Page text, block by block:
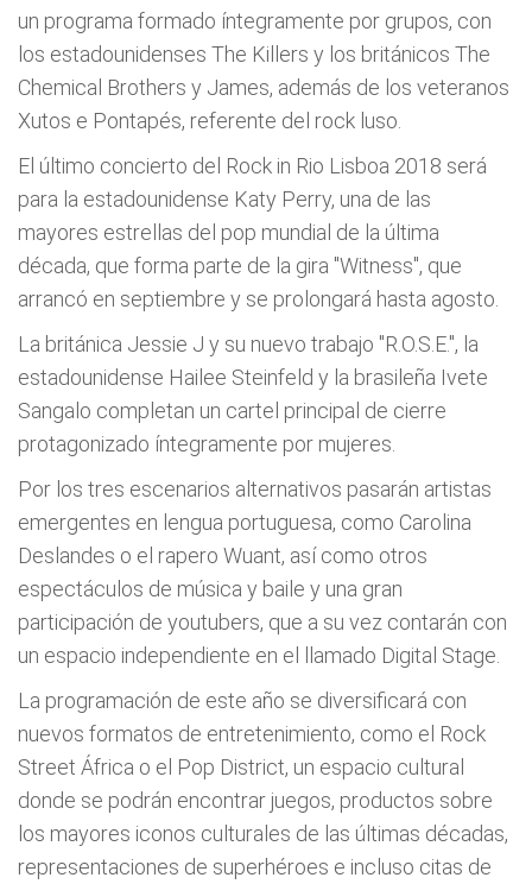
un programa formado íntegramente por grupos, con
los estadounidenses The Killers y los británicos The
Chemical Brothers y James, además de los veteranos
Xutos e Pontapés, referente del rock luso.
El último concierto del Rock in Rio Lisboa 2018 será
para la estadounidense Katy Perry, una de las
mayores estrellas del pop mundial de la última
década, que forma parte de la gira "Witness", que
arrancó en septiembre y se prolongará hasta agosto.
La británica Jessie J y su nuevo trabajo "R.O.S.E.", la
estadounidense Hailee Steinfeld y la brasileña Ivete
Sangalo completan un cartel principal de cierre
protagonizado íntegramente por mujeres.
Por los tres escenarios alternativos pasarán artistas
emergentes en lengua portuguesa, como Carolina
Deslandes o el rapero Wuant, así como otros
espectáculos de música y baile y una gran
participación de youtubers, que a su vez contarán con
un espacio independiente en el llamado Digital Stage.
La programación de este año se diversificará con
nuevos formatos de entretenimiento, como el Rock
Street África o el Pop District, un espacio cultural
donde se podrán encontrar juegos, productos sobre
los mayores iconos culturales de las últimas décadas,
representaciones de superhéroes e incluso citas de